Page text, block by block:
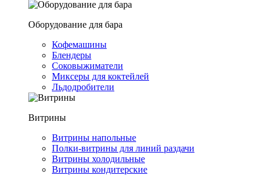
Оборудование для бара
Кофемашины
Блендеры
Соковыжиматели
Миксеры для коктейлей
Льдодробители
Витрины
Витрины напольные
Полки-витрины для линий раздачи
Витрины холодильные
Витрины кондитерские